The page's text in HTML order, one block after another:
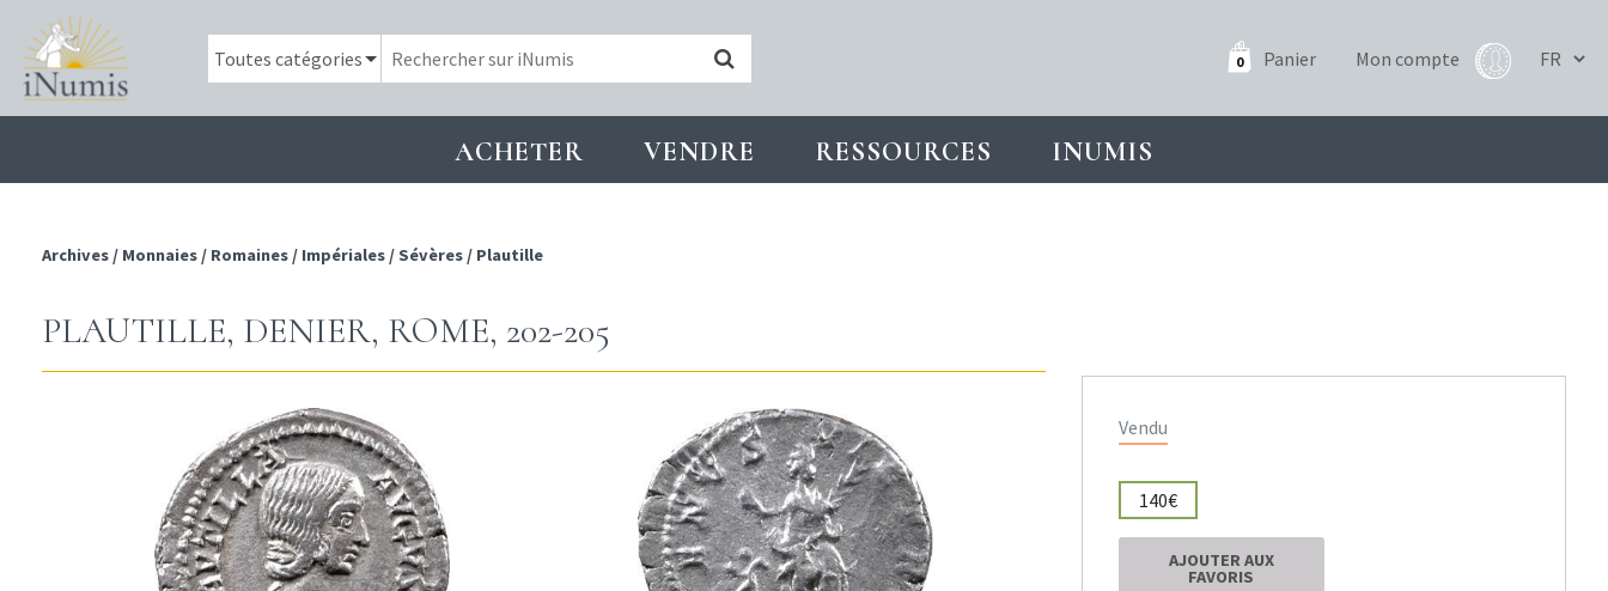
0 Panier Mon compte
ACHETER VENDRE RESSOURCES INUMIS
Archives / Monnaies / Romaines / Impériales / Sévères / Plautille
PLAUTILLE, DENIER, ROME, 202-205
Vendu
140€
AJOUTER AUX
FAVORIS